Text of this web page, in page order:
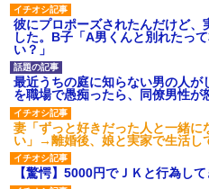
彼にプロポーズされたんだけど
した。B子「A男くんと別れたっ
い？」
最近うちの庭に知らない男の人
を職場で愚痴ったら、同僚男性が
妻「ずっと好きだった人と一緒に
い」→離婚後、娘と実家で生活し
【驚愕】5000円でＪＫと行為し